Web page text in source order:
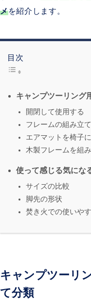
メを紹介します。
目次
キャンプツーリング
開閉して使用する
フレームの組み立
エアマットを椅子
木製フレームを組
使って感じる気にな
サイズの比較
脚先の形状
焚き火での使いや
キャンプツーリ
て分類